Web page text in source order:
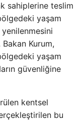
sahiplerine teslim
yaşam
Kurum,
yaşam
güvenliğine
kentsel
bu